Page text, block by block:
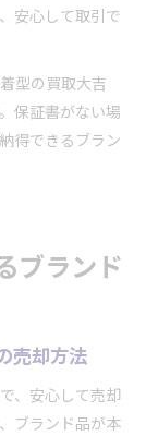
安心して取引で
型の買取大吉
保証書がない場
得できるブラン
ブランド
売却方法
、安心して売却
ブランド品が本